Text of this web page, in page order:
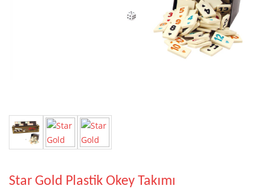
Star Gold Plastik Okey Takımı